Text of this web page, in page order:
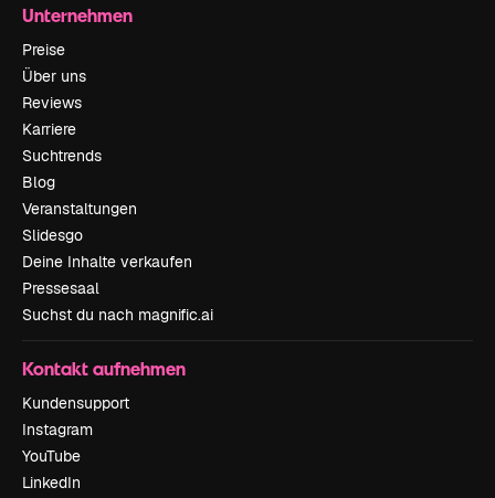
Unternehmen
Preise
Über uns
Reviews
Karriere
Suchtrends
Blog
Veranstaltungen
Slidesgo
Deine Inhalte verkaufen
Pressesaal
Suchst du nach magnific.ai
Kontakt aufnehmen
Kundensupport
Instagram
YouTube
LinkedIn